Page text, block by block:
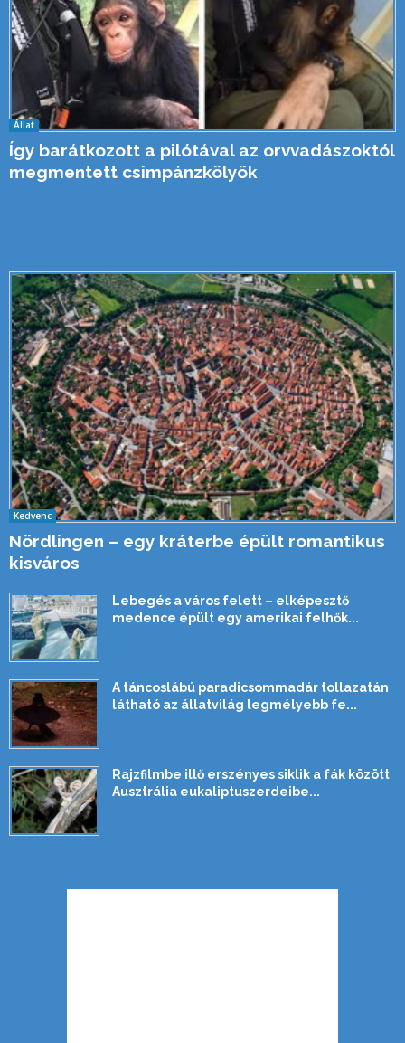
Állat
Így barátkozott a pilótával az orvvadászoktól
megmentett csimpánzkölyök
Kedvenc
Nördlingen – egy kráterbe épült romantikus
kisváros
Lebegés a város felett – elképesztő
medence épült egy amerikai felhők...
A táncoslábú paradicsommadár tollazatán
látható az állatvilág legmélyebb fe...
Rajzfilmbe illő erszényes siklik a fák között
Ausztrália eukaliptuszerdeibe...